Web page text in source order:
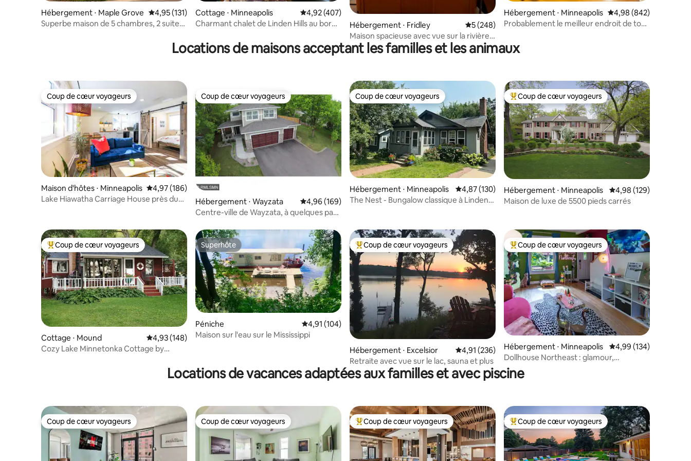
Hébergement ⋅ Maple Grove Évaluation moyenne sur la base de 131 commentaires : 4,95 sur 5
4,95 (131)
Superbe maison de 5 chambres, 2 suites
Cottage ⋅ Minneapolis Évaluation moyenne sur la base de 407 commentaires : 4,92 sur 5
4,92 (407)
Charmant chalet de Linden Hills au bord
Hébergement ⋅ Fridley Évaluation moyenne sur la base de 248 commentaires : 5 sur 5
5 (248)
Maison spacieuse avec vue sur la rivière |
Se retrouver, se détendre et faire du
paddle
Hébergement ⋅ Minneapolis Évaluation moyenne
4,98 (842)
Probablement le meilleur endroit de tous
Locations de maisons acceptant les familles et les animaux
Coup de cœur voyageurs
Coup de cœur voyageurs
Maison d'hôtes ⋅ Minneapolis Évaluation moyenne sur la base de 186 commentaires : 4,97 sur 5
4,97 (186)
Lake Hiawatha Carriage House près du
Coup de cœur voyageurs
Coup de cœur voyageurs
Hébergement ⋅ Wayzata Évaluation moyenne sur la base de 169 commentaires : 4,96 sur 5
4,96 (169)
Centre-ville de Wayzata, à quelques pas
Coup de cœur voyageurs
Coup de cœur voyageurs
Hébergement ⋅ Minneapolis Évaluation moyenne sur la base de 130 commentaires : 4,87 sur 5
4,87 (130)
The Nest - Bungalow classique à Linden
Coups de cœur voyageurs les plus appréciés
Coup de cœur voyageurs
Hébergement ⋅ Minneapolis Évaluation moyenne
4,98 (129)
Maison de luxe de 5500 pieds carrés
Coups de cœur voyageurs les plus appréciés
Coup de cœur voyageurs
Cottage ⋅ Mound Évaluation moyenne sur la base de 148 commentaires : 4,93 sur 5
4,93 (148)
Cozy Lake Minnetonka Cottage by
Superhôte
Superhôte
Péniche Évaluation moyenne sur la base de 104 commentaires : 4,91 sur 5
4,91 (104)
Maison sur l'eau sur le Mississippi
Coups de cœur voyageurs les plus appréciés
Coup de cœur voyageurs
Hébergement ⋅ Excelsior Évaluation moyenne sur la base de 236 commentaires : 4,91 sur 5
4,91 (236)
Retraite avec vue sur le lac, sauna et plus
Coups de cœur voyageurs les plus appréciés
Coup de cœur voyageurs
Hébergement ⋅ Minneapolis Évaluation moyenne
4,99 (134)
Dollhouse Northeast : glamour,
emblématique et accessible à pied
Locations de vacances adaptées aux familles et avec piscine
Coup de cœur voyageurs
Coup de cœur voyageurs Coup de cœur voyageurs
Coup de cœur voyageurs Coups de cœur voyageurs les plus appréciés
Coup de cœur voyageurs Coups de cœur voyageurs les plus appréciés
Coup de cœur voyageurs